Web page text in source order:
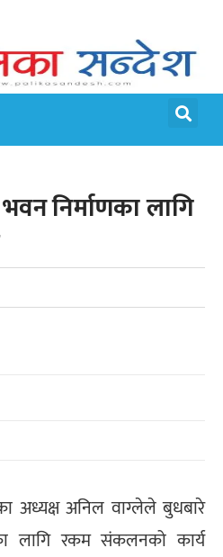
निर्माणका लागि
अध्यक्ष अनिल वाग्लेले बुधबारे
लागि रकम संकलनको कार्य